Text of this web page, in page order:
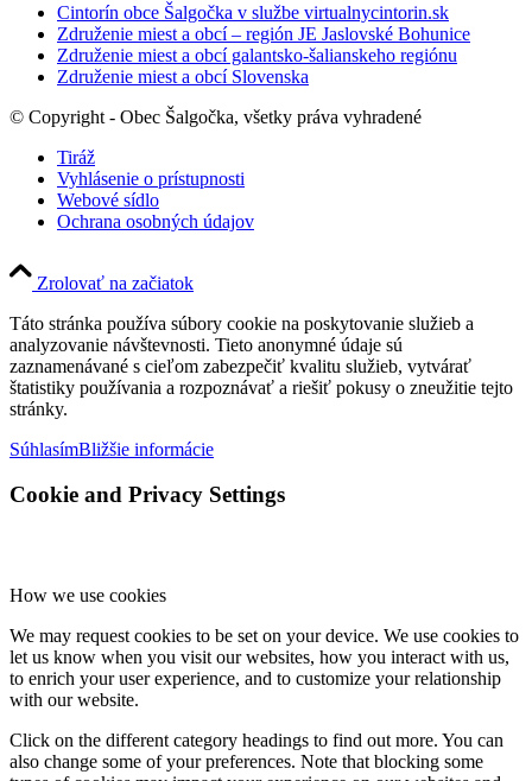
Cintorín obce Šalgočka v službe virtualnycintorin.sk
Združenie miest a obcí – región JE Jaslovské Bohunice
Združenie miest a obcí galantsko-šalianskeho regiónu
Združenie miest a obcí Slovenska
© Copyright - Obec Šalgočka, všetky práva vyhradené
Tiráž
Vyhlásenie o prístupnosti
Webové sídlo
Ochrana osobných údajov
Zrolovať na začiatok
Táto stránka používa súbory cookie na poskytovanie služieb a
analyzovanie návštevnosti. Tieto anonymné údaje sú
zaznamenávané s cieľom zabezpečiť kvalitu služieb, vytvárať
štatistiky používania a rozpoznávať a riešiť pokusy o zneužitie tejto
stránky.
SúhlasímBližšie informácie
Cookie and Privacy Settings
How we use cookies
We may request cookies to be set on your device. We use cookies to
let us know when you visit our websites, how you interact with us,
to enrich your user experience, and to customize your relationship
with our website.
Click on the different category headings to find out more. You can
also change some of your preferences. Note that blocking some